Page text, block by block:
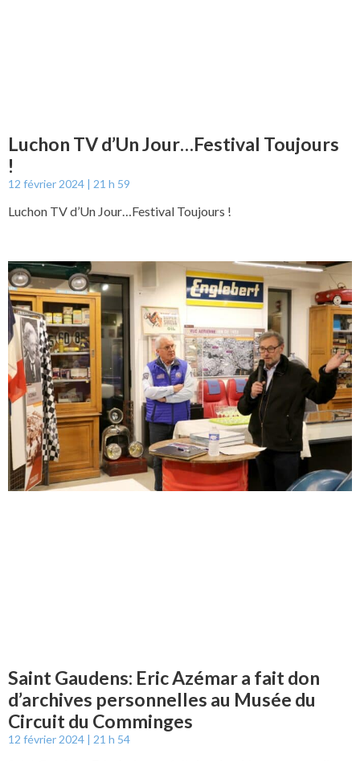
Luchon TV d’Un Jour…Festival Toujours
!
12 février 2024 21 h 59
Luchon TV d’Un Jour…Festival Toujours !
Saint Gaudens: Eric Azémar a fait don
d’archives personnelles au Musée du
Circuit du Comminges
12 février 2024 21 h 54